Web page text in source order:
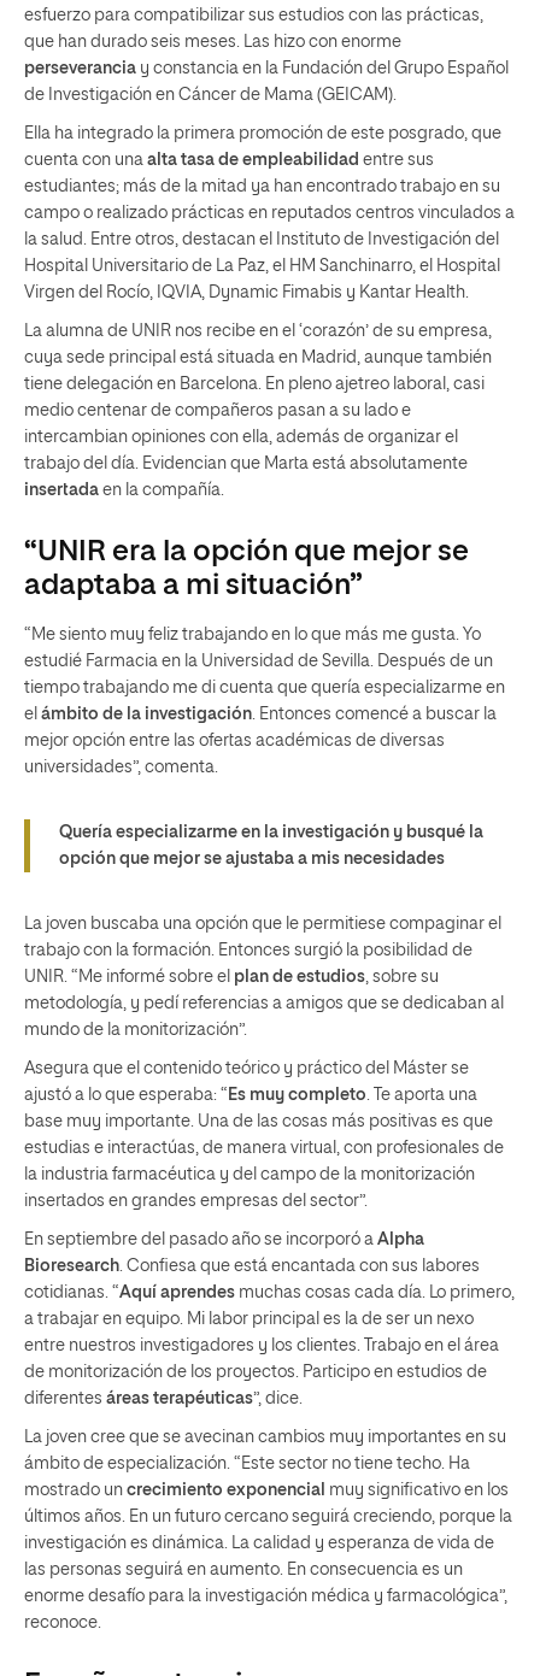
esfuerzo para compatibilizar sus estudios con las prácticas,
que han durado seis meses. Las hizo con enorme
perseverancia y constancia en la Fundación del Grupo Español
de Investigación en Cáncer de Mama (GEICAM).
Ella ha integrado la primera promoción de este posgrado, que
cuenta con una alta tasa de empleabilidad entre sus
estudiantes; más de la mitad ya han encontrado trabajo en su
campo o realizado prácticas en reputados centros vinculados a
la salud. Entre otros, destacan el Instituto de Investigación del
Hospital Universitario de La Paz, el HM Sanchinarro, el Hospital
Virgen del Rocío, IQVIA, Dynamic Fimabis y Kantar Health.
La alumna de UNIR nos recibe en el ‘corazón’ de su empresa,
cuya sede principal está situada en Madrid, aunque también
tiene delegación en Barcelona. En pleno ajetreo laboral, casi
medio centenar de compañeros pasan a su lado e
intercambian opiniones con ella, además de organizar el
trabajo del día. Evidencian que Marta está absolutamente
insertada en la compañía.
“UNIR era la opción que mejor se
adaptaba a mi situación”
“Me siento muy feliz trabajando en lo que más me gusta. Yo
estudié Farmacia en la Universidad de Sevilla. Después de un
tiempo trabajando me di cuenta que quería especializarme en
el ámbito de la investigación . Entonces comencé a buscar la
mejor opción entre las ofertas académicas de diversas
universidades”, comenta.
Quería especializarme en la investigación y busqué la
opción que mejor se ajustaba a mis necesidades
La joven buscaba una opción que le permitiese compaginar el
trabajo con la formación. Entonces surgió la posibilidad de
UNIR. “Me informé sobre el plan de estudios , sobre su
metodología, y pedí referencias a amigos que se dedicaban al
mundo de la monitorización”.
Asegura que el contenido teórico y práctico del Máster se
ajustó a lo que esperaba: “ Es muy completo . Te aporta una
base muy importante. Una de las cosas más positivas es que
estudias e interactúas, de manera virtual, con profesionales de
la industria farmacéutica y del campo de la monitorización
insertados en grandes empresas del sector”.
En septiembre del pasado año se incorporó a Alpha
Bioresearch . Confiesa que está encantada con sus labores
cotidianas. “Aquí aprendes muchas cosas cada día. Lo primero,
a trabajar en equipo. Mi labor principal es la de ser un nexo
entre nuestros investigadores y los clientes. Trabajo en el área
de monitorización de los proyectos. Participo en estudios de
diferentes áreas terapéuticas”, dice.
La joven cree que se avecinan cambios muy importantes en su
ámbito de especialización. “Este sector no tiene techo. Ha
mostrado un crecimiento exponencial muy significativo en los
últimos años. En un futuro cercano seguirá creciendo, porque la
investigación es dinámica. La calidad y esperanza de vida de
las personas seguirá en aumento. En consecuencia es un
enorme desafío para la investigación médica y farmacológica”,
reconoce.